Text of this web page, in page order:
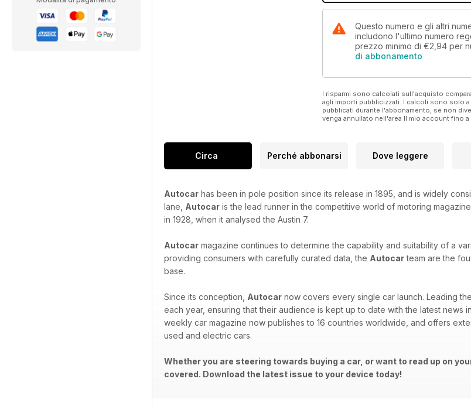
Questo numero e gli altri
includono l'ultimo numero
prezzo minimo di €2,94 per
di abbonamento
I risparmi sono calcolati sull'acquisto
agli importi pubblicizzati. I calcoli sono solo
pubblicati durante l'abbonamento, se non
venga annullato nell'area Il mio account fino
Circa Perché abbonarsi Dove leggere
Autocar has been in pole position since its release in 1895, and is widely
lane, Autocar is the lead runner in the competitive world of motoring
in 1928, when it analysed the Austin 7.
Autocar magazine continues to determine the capability and suitability of a
providing consumers with carefully curated data, the Autocarteam are the
base.
Since its conception, Autocar now covers every single car launch. Leading
each year, ensuring that their audience is kept up to date with the latest
weekly car magazine now publishes to 16 countries worldwide, and offers
used and electric cars.
Whether you are steering towards buying a car, or want to read up on
covered. Download the latest issue to your device today!